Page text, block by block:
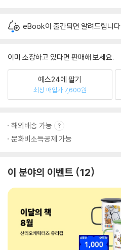
eBook이 출간되면 알려드립니다.
이미 소장하고 있다면 판매해 보세요.
예스24에 팔기
최상 매입가 7,600원
해외배송 가능
문화비소득공제 가능
이 분야의 이벤트 12